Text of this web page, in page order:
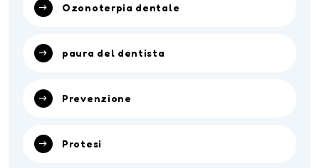
Ozonoterpia dentale
paura del dentista
Prevenzione
Protesi